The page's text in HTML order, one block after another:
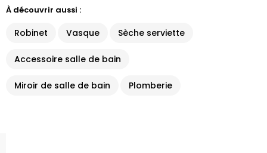
À découvrir aussi :
Robinet Vasque Sèche serviette
Accessoire salle de bain
Miroir de salle de bain Plomberie